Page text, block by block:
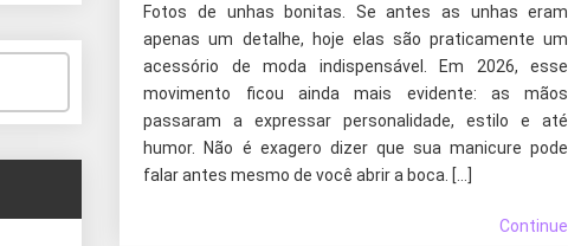
Fotos de unhas bonitas. Se antes as unhas eram
apenas um detalhe, hoje elas são praticamente um
acessório de moda indispensável. Em 2026, esse
movimento ficou ainda mais evidente: as mãos
passaram a expressar personalidade, estilo e até
humor. Não é exagero dizer que sua manicure pode
falar antes mesmo de você abrir a boca. […]
Continue